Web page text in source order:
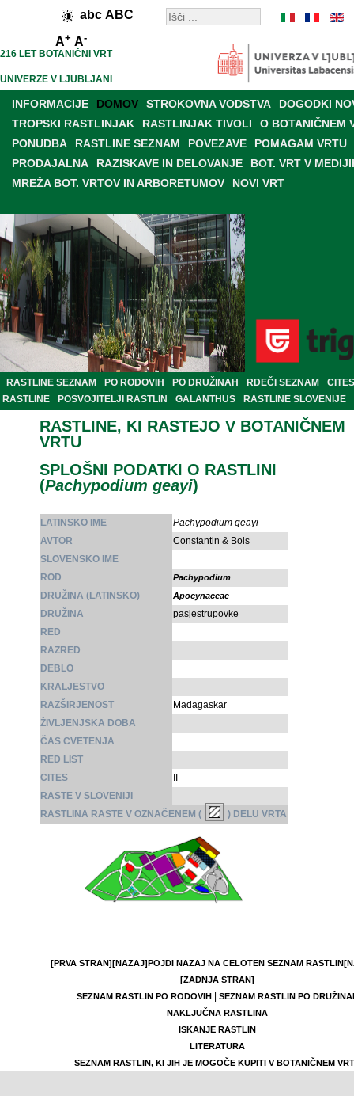
abc ABC
A+ A-
216 LET BOTANIČNI VRT
UNIVERZE V LJUBLJANI
INFORMACIJE DOMOV STROKOVNA VODSTVA
DOGODKI
TROPSKI RASTLINJAK
RASTLINJAK TIVOLI
O BOTANIČNEM
PONUDBA
RASTLINE SEZNAM POVEZAVE
POMAGAM VRTU
PRODAJALNA
RAZISKAVE IN DELOVANJE
BOT. VRT V
MREŽA BOT. VRTOV IN ARBORETUMOV
NOVI VRT
RASTLINE SEZNAM PO RODOVIH PO DRUŽINAH RDEČI SEZNAM
CITES
RASTLINE
POSVOJITELJI RASTLIN GALANTHUS RASTLINE SLOVENIJE
RASTLINE, KI RASTEJO V BOTANIČNEM
VRTU
SPLOŠNI PODATKI O RASTLINI
(Pachypodium geayi)
LATINSKO IME
Pachypodium geayi
AVTOR
Constantin & Bois
SLOVENSKO IME
ROD
Pachypodium
DRUŽINA (LATINSKO) Apocynaceae
DRUŽINA
pasjestrupovke
RED
RAZRED
DEBLO
KRALJESTVO
RAZŠIRJENOST
Madagaskar
ŽIVLJENJSKA DOBA
ČAS CVETENJA
RED LIST
CITES
RASTE V SLOVENIJI
RASTLINA RASTE V OZNAČENEM (
) DELU VRTA
[PRVA STRAN][NAZAJ]POJDI NAZAJ NA CELOTEN SEZNAM RASTLIN
[ZADNJA STRAN]
SEZNAM RASTLIN PO RODOVIH|
SEZNAM RASTLIN PO
NAKLJUČNA RASTLINA
ISKANJE RASTLIN
LITERATURA
SEZNAM RASTLIN, KI JIH JE MOGOČE KUPITI V BOTANIČNEM